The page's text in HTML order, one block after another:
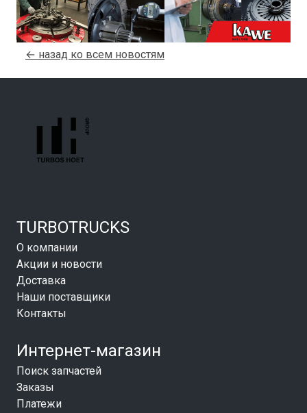
← назад ко всем новостям
TURBOTRUCKS
О компании
Акции и новости
Доставка
Наши поставщики
Контакты
Интернет-магазин
Поиск запчастей
Заказы
Платежи